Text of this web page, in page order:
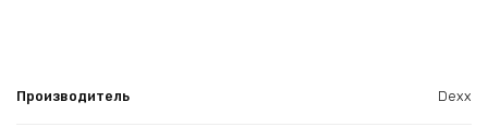
Производитель Dexx